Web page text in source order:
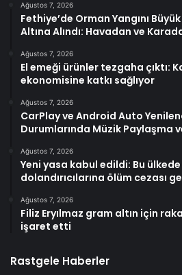
Ağustos 7, 2026
Fethiye’de Orman Yangını
Altına Alındı: Havadan ve
Ağustos 7, 2026
El emeği ürünler tezgaha çıktı:
ekonomisine katkı sağlıyor
Ağustos 7, 2026
CarPlay ve Android Auto
Durumlarında Müzik Paylaşma
Ağustos 7, 2026
Yeni yasa kabul edildi: Bu
dolandırıcılarına ölüm cezası
Ağustos 7, 2026
Filiz Eryılmaz gram altın için
işaret etti
Rastgele Haberler